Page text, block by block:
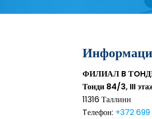
ФИЛИАЛ B ТOHД
Тонди 84/3, III
11316 Таллинн
Tелефон: +372 699